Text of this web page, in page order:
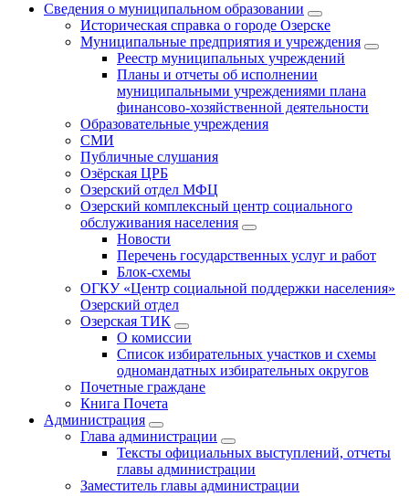
Сведения о муниципальном образовании
Историческая справка о городе Озерске
Муниципальные предприятия и учреждения
Реестр муниципальных учреждений
Планы и отчеты об исполнении
муниципальными учреждениями плана
финансово-хозяйственной деятельности
Образовательные учреждения
СМИ
Публичные слушания
Озёрская ЦРБ
Озерский отдел МФЦ
Озерский комплексный центр социального
обслуживания населения
Новости
Перечень государственных услуг и работ
Блок-схемы
ОГКУ «Центр социальной поддержки населения»
Озерский отдел
Озерская ТИК
О комиссии
Список избирательных участков и схемы
одномандатных избирательных округов
Почетные граждане
Книга Почета
Администрация
Глава администрации
Тексты официальных выступлений, отчеты
главы администрации
Заместитель главы администрации